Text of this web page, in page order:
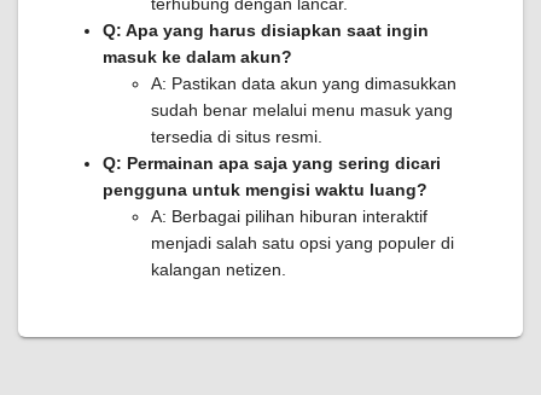
Q: Apa yang harus disiapkan saat ingin
masuk ke dalam akun?
A: Pastikan data akun yang dimasukkan
sudah benar melalui menu masuk yang
tersedia di situs resmi.
Q: Permainan apa saja yang sering dicari
pengguna untuk mengisi waktu luang?
A: Berbagai pilihan hiburan interaktif
menjadi salah satu opsi yang populer di
kalangan netizen.